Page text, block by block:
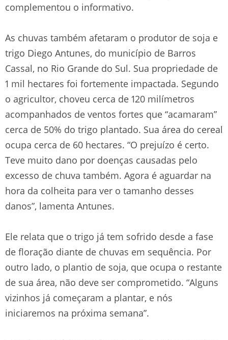
complementou o informativo.
As chuvas também afetaram o produtor de soja e
trigo Diego Antunes, do município de Barros
Cassal, no Rio Grande do Sul. Sua propriedade de
1 mil hectares foi fortemente impactada. Segundo
o agricultor, choveu cerca de 120 milímetros
acompanhados de ventos fortes que “acamaram”
cerca de 50% do trigo plantado. Sua área do cereal
ocupa cerca de 60 hectares. “O prejuízo é certo.
Teve muito dano por doenças causadas pelo
excesso de chuva também. Agora é aguardar na
hora da colheita para ver o tamanho desses
danos”, lamenta Antunes.
Ele relata que o trigo já tem sofrido desde a fase
de floração diante de chuvas em sequência. Por
outro lado, o plantio de soja, que ocupa o restante
de sua área, não deve ser comprometido. “Alguns
vizinhos já começaram a plantar, e nós
iniciaremos na próxima semana”.